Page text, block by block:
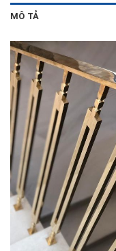
MÔ TẢ